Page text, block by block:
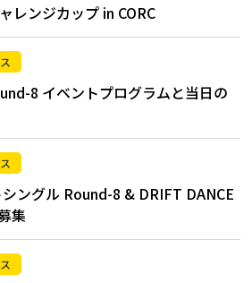
レンジカップ in CORC
8 イベントプログラムと当日の
ングル Round-8 & DRIFT DANCE
集